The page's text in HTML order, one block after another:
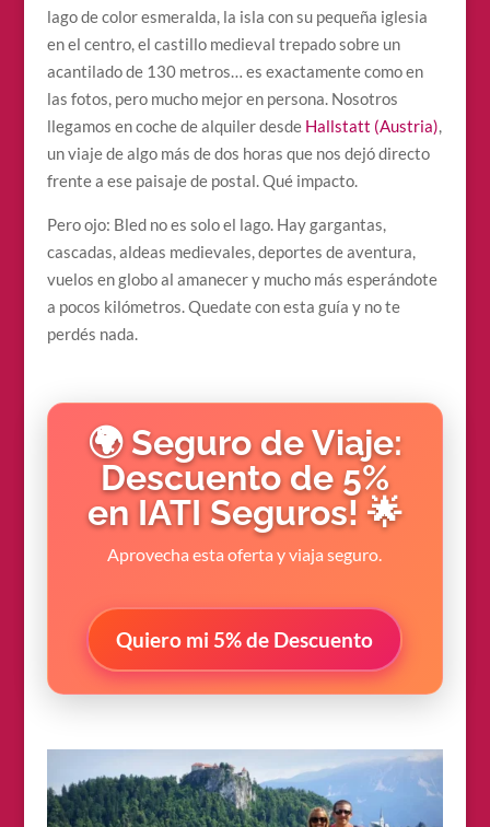
lago de color esmeralda, la isla con su pequeña iglesia
en el centro, el castillo medieval trepado sobre un
acantilado de 130 metros… es exactamente como en
las fotos, pero mucho mejor en persona. Nosotros
llegamos en coche de alquiler desde Hallstatt (Austria),
un viaje de algo más de dos horas que nos dejó directo
frente a ese paisaje de postal. Qué impacto.
Pero ojo: Bled no es solo el lago. Hay gargantas,
cascadas, aldeas medievales, deportes de aventura,
vuelos en globo al amanecer y mucho más esperándote
a pocos kilómetros. Quedate con esta guía y no te
perdés nada.
🌍 Seguro de Viaje:
Descuento de 5%
en IATI Seguros! 🌟
Aprovecha esta oferta y viaja seguro.
Quiero mi 5% de Descuento